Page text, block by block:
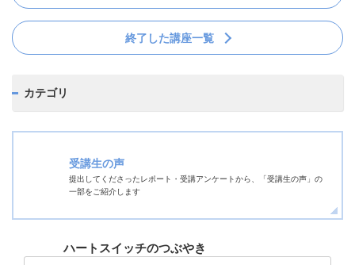
終了した講座一覧
カテゴリ
受講生の声
提出してくださったレポート・受講アンケートから、「受講生の声」の
一部をご紹介します
ハートスイッチのつぶやき